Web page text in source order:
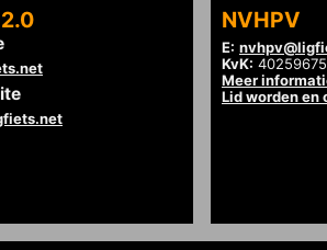
NVHPV
E:
KvK: 40259675
Meer
Lid worden en